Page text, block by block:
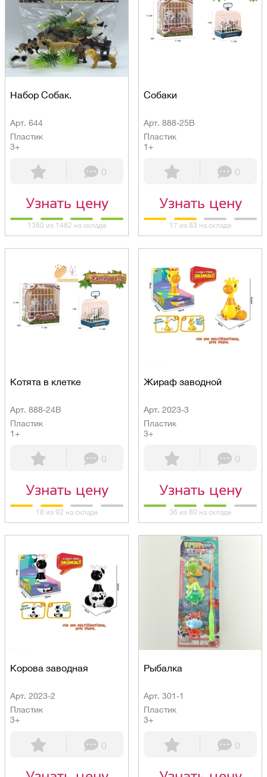
Набор Собак.
Арт. 644
Пластик
3+
0
Узнать цену
1380 из 1482 на складе
Собаки
Арт. 888-25B
Пластик
1+
0
Узнать цену
17 из 83 на складе
Котята в клетке
Арт. 888-24B
Пластик
1+
0
Узнать цену
18 из 92 на складе
Жираф заводной
Арт. 2023-3
Пластик
3+
0
Узнать цену
36 из 80 на складе
Корова заводная
Арт. 2023-2
Пластик
3+
0
Рыбалка
Арт. 301-1
Пластик
3+
0